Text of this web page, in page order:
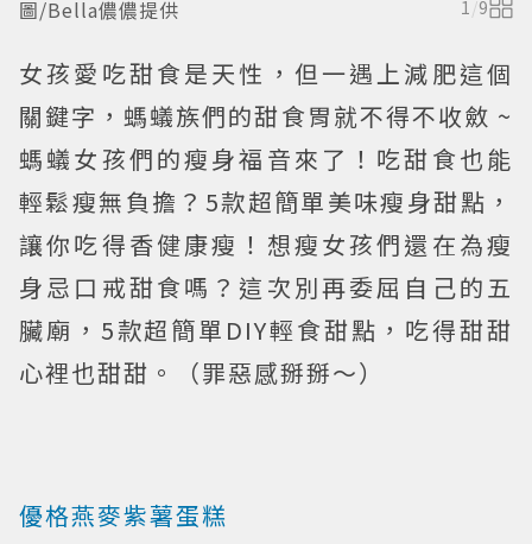
圖/Bella儂儂提供 1/9
女孩愛吃甜食是天性，但一遇上減肥這個
關鍵字，螞蟻族們的甜食胃就不得不收斂 ~
螞蟻女孩們的瘦身福音來了！吃甜食也能
輕鬆瘦無負擔？5款超簡單美味瘦身甜點，
讓你吃得香健康瘦！想瘦女孩們還在為瘦
身忌口戒甜食嗎？這次別再委屈自己的五
臟廟，5款超簡單DIY輕食甜點，吃得甜甜
心裡也甜甜。（罪惡感掰掰～）
優格燕麥紫薯蛋糕